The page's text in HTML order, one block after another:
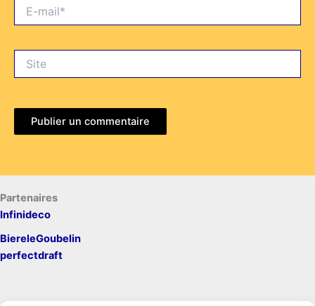
mail*
Partenaires
Infinideco
BiereleGoubelin
perfectdraft